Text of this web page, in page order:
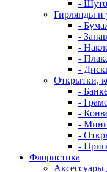
-
Гирлянды и
-
-
-
-
-
Открытки,
-
-
-
-
-
-
Флористика
Аксессуары